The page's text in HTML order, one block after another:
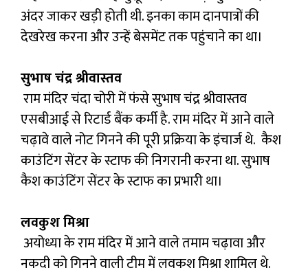
अंदर जाकर खड़ी होती थी. इनका काम दानपात्रों की
देखरेख करना और उन्हें बेसमेंट तक पहुंचाने का था।
सुभाष चंद्र श्रीवास्तव
राम मंदिर चंदा चोरी में फंसे सुभाष चंद्र श्रीवास्तव
एसबीआई से रिटार्ड बैंक कर्मी है. राम मंदिर में आने वाले
चढ़ावे वाले नोट गिनने की पूरी प्रक्रिया के इंचार्ज थे. कैश
काउंटिंग सेंटर के स्टाफ की निगरानी करना था. सुभाष
कैश काउंटिंग सेंटर के स्टाफ का प्रभारी था।
लवकुश मिश्रा
अयोध्या के राम मंदिर में आने वाले तमाम चढ़ावा और